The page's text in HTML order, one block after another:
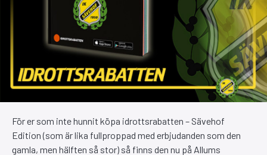
För er som inte hunnit köpa idrottsrabatten – Sävehof
Edition (som är lika fullproppad med erbjudanden som den
gamla, men hälften så stor) så finns den nu på Allums